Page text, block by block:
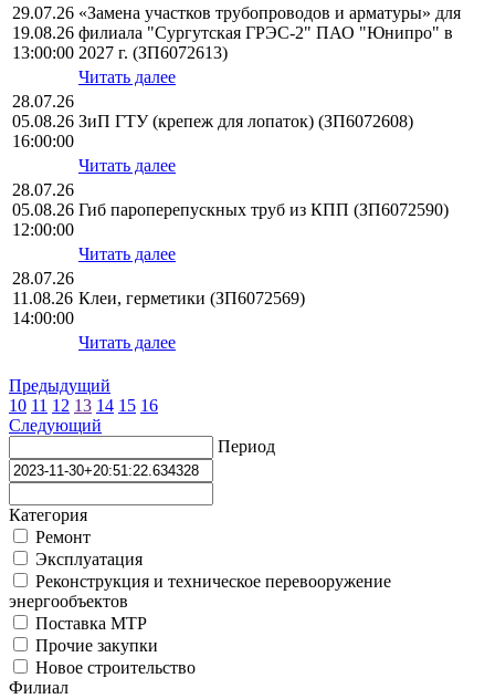
29.07.26
19.08.26
13:00:00
«Замена участков трубопроводов и арматуры» для
филиала "Сургутская ГРЭС-2" ПАО "Юнипро" в
2027 г. (ЗП6072613)
Читать далее
28.07.26
05.08.26
16:00:00
ЗиП ГТУ (крепеж для лопаток) (ЗП6072608)
Читать далее
28.07.26
05.08.26
12:00:00
Гиб пароперепускных труб из КПП (ЗП6072590)
Читать далее
28.07.26
11.08.26
14:00:00
Клеи, герметики (ЗП6072569)
Читать далее
Предыдущий
10 11 12 13 14 15 16
Следующий
Период
Категория
Ремонт
Эксплуатация
Реконструкция и техническое перевооружение
энергообъектов
Поставка МТР
Прочие закупки
Новое строительство
Филиал